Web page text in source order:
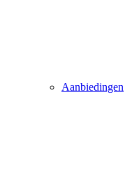
Aanbiedingen